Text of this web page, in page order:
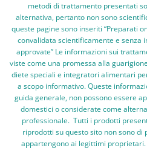
metodi di trattamento presentati
alternativa, pertanto non sono
queste pagine sono inseriti “Preparati
convalidata scientificamente e senza
approvate” Le informazioni sui
viste come una promessa alla
diete speciali e integratori alimentari
a scopo informativo. Queste
guida generale, non possono essere
domestici o considerate come
professionale. Tutti i prodotti
riprodotti su questo sito non sono di
appartengono ai legittimi proprietari.